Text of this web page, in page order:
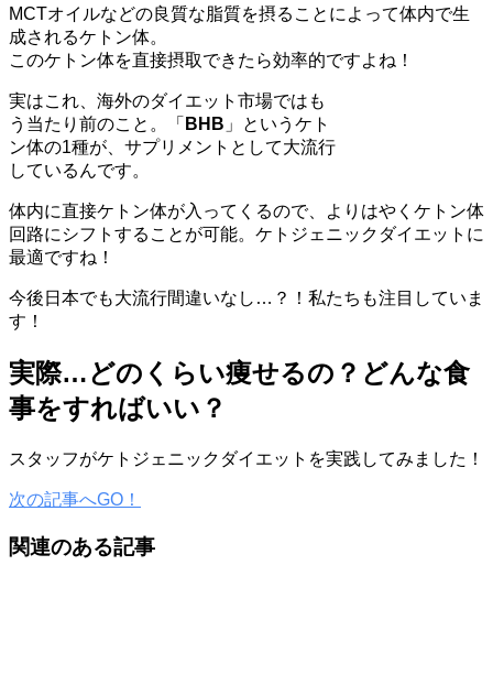
MCTオイルなどの良質な脂質を摂ることによって体内で生
成されるケトン体。
このケトン体を直接摂取できたら効率的ですよね！
実はこれ、海外のダイエット市場ではも
う当たり前のこと。「 BHB 」というケト
ン体の1種が、サプリメントとして大流行
しているんです。
体内に直接ケトン体が入ってくるので、よりはやくケトン体
回路にシフトすることが可能。ケトジェニックダイエットに
最適ですね！
今後日本でも大流行間違いなし…？！私たちも注目していま
す！
実際…どのくらい痩せるの？どんな食
事をすればいい？
スタッフがケトジェニックダイエットを実践してみました！
次の記事へGO！
関連のある記事